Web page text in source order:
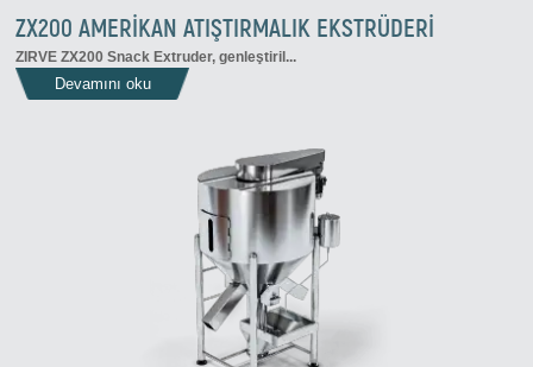
ZX200 AMERIKAN ATIŞTIRMALIK EKSTRÜDERI
ZIRVE ZX200 Snack Extruder, genleştiril...
Devamını oku